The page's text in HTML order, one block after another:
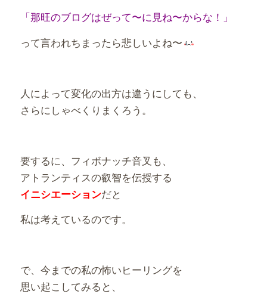
「那旺のブログはぜって〜に見ね〜からな！」
って言われちまったら悲しいよね〜
人によって変化の出方は違うにしても、
さらにしゃべくりまくろう。
要するに、フィボナッチ音叉も、
アトランティスの叡智を伝授する
イニシエーションだと
私は考えているのです。
で、今までの私の怖いヒーリングを
思い起こしてみると、